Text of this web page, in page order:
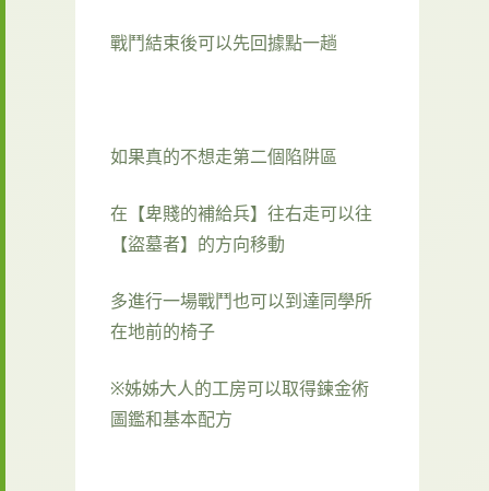
戰鬥結束後可以先回據點一趟
如果真的不想走第二個陷阱區
在【卑賤的補給兵】往右走可以往
【盜墓者】的方向移動
多進行一場戰鬥也可以到達同學所
在地前的椅子
※姊姊大人的工房可以取得鍊金術
圖鑑和基本配方